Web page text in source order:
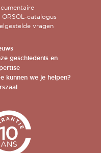
ORSOL-catalogus
vragen
geschiedenis en
kunnen we je helpen?